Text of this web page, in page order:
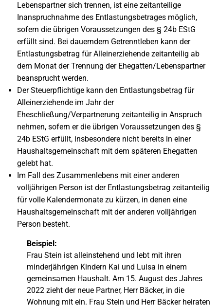
Lebenspartner sich trennen, ist eine zeitanteilige
Inanspruchnahme des Entlastungsbetrages möglich,
sofern die übrigen Voraussetzungen des § 24b EStG
erfüllt sind. Bei dauerndem Getrenntleben kann der
Entlastungsbetrag für Alleinerziehende zeitanteilig ab
dem Monat der Trennung der Ehegatten/Lebenspartner
beansprucht werden.
Der Steuerpflichtige kann den Entlastungsbetrag für
Alleinerziehende im Jahr der
Eheschließung/Verpartnerung zeitanteilig in Anspruch
nehmen, sofern er die übrigen Voraussetzungen des §
24b EStG erfüllt, insbesondere nicht bereits in einer
Haushaltsgemeinschaft mit dem späteren Ehegatten
gelebt hat.
Im Fall des Zusammenlebens mit einer anderen
volljährigen Person ist der Entlastungsbetrag zeitanteilig
für volle Kalendermonate zu kürzen, in denen eine
Haushaltsgemeinschaft mit der anderen volljährigen
Person besteht.
Beispiel:
Frau Stein ist alleinstehend und lebt mit ihren
minderjährigen Kindern Kai und Luisa in einem
gemeinsamen Haushalt. Am 15. August des Jahres
2022 zieht der neue Partner, Herr Bäcker, in die
Wohnung mit ein. Frau Stein und Herr Bäcker heiraten